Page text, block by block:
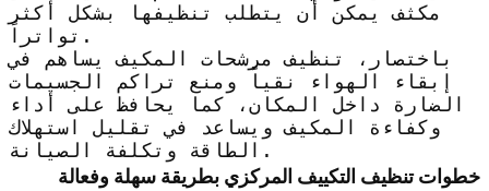
مكثف يمكن أن يتطلب تنظيفها بشكل أكثر
تواتراً.
باختصار، تنظيف مرشحات المكيف يساهم في
إبقاء الهواء نقياً ومنع تراكم الجسيمات
الضارة داخل المكان، كما يحافظ على أداء
وكفاءة المكيف ويساعد في تقليل استهلاك
الطاقة وتكلفة الصيانة.
خطوات تنظيف التكييف المركزي بطريقة سهلة وفعالة